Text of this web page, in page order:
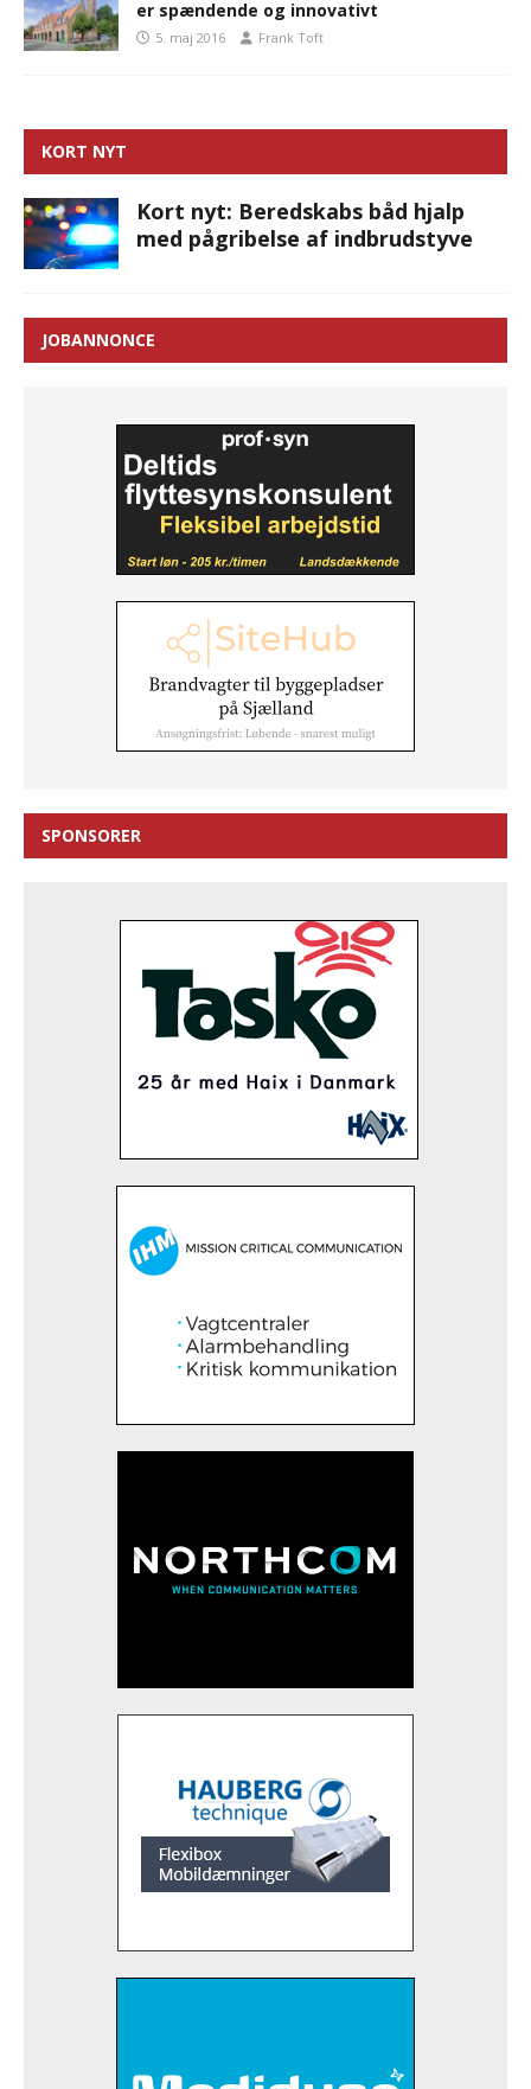
er spændende og innovativt
5. maj 2016 Frank Toft
KORT NYT
Kort nyt: Beredskabs båd hjalp
med pågribelse af indbrudstyve
JOBANNONCE
SPONSORER